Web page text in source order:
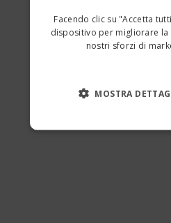
Facendo clic su "Accetta
dispositivo per migliorare
nostri sforzi di
MOSTRA